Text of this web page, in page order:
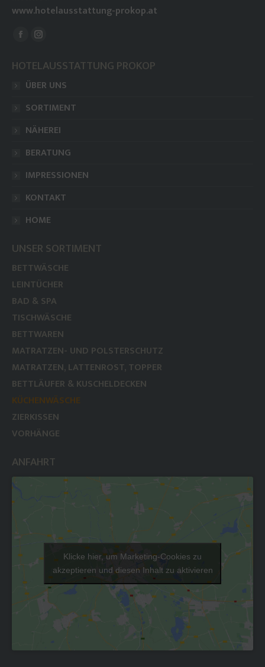
www.hotelausstattung-prokop.at
Finden Sie uns auf:
Facebook
opens
in
new
Instagram
opens
in
new
HOTELAUSSTATTUNG PROKOP
ÜBER UNS
SORTIMENT
NÄHEREI
BERATUNG
IMPRESSIONEN
KONTAKT
HOME
UNSER SORTIMENT
BETTWÄSCHE
LEINTÜCHER
BAD & SPA
TISCHWÄSCHE
BETTWAREN
MATRATZEN- UND POLSTERSCHUTZ
MATRATZEN, LATTENROST, TOPPER
BETTLÄUFER & KUSCHELDECKEN
KÜCHENWÄSCHE
ZIERKISSEN
VORHÄNGE
ANFAHRT
Klicke hier, um Marketing-Cookies zu
akzeptieren und diesen Inhalt zu aktivieren